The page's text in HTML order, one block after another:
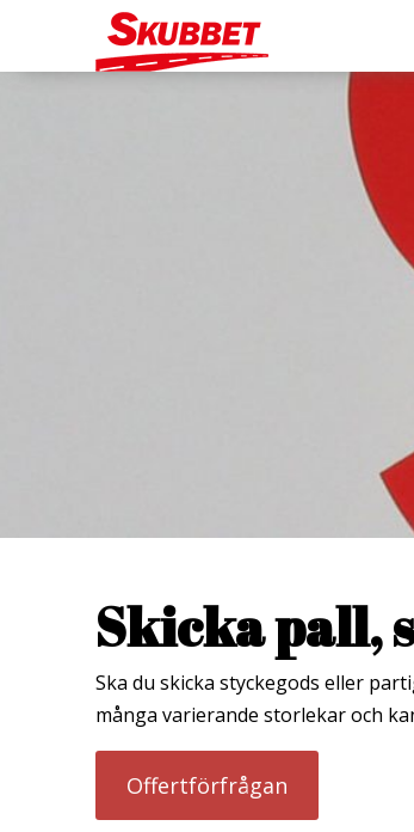
Skicka pall,
Ska du skicka styckegods eller
många varierande storlekar och
Offertförfrågan